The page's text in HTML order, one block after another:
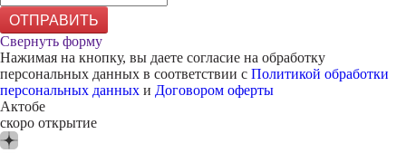
ОТПРАВИТЬ
Свернуть форму
Нажимая на кнопку, вы даете согласие на обработку
персональных данных в соответствии с Политикой обработки
персональных данных и Договором оферты
Актобе
скоро открытие